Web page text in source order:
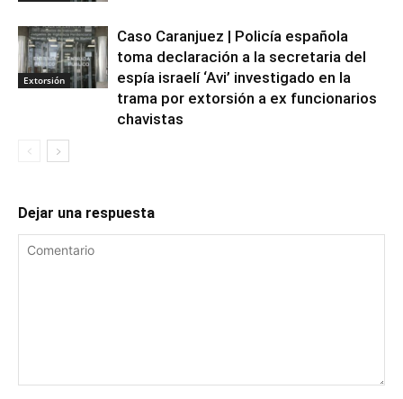
Extorsión
Caso Caranjuez | Policía española
toma declaración a la secretaria del
espía israelí ‘Avi’ investigado en la
trama por extorsión a ex funcionarios
chavistas
Dejar una respuesta